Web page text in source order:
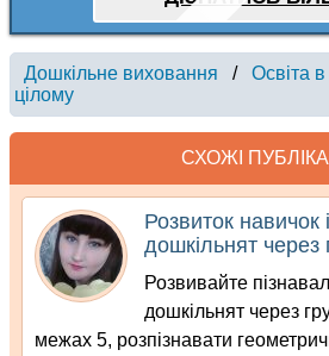
Дошкільне виховання /
Освіта в
цілому
СХОЖІ
Розвиток навичок
дошкільнят через
Розвивайте
дошкільнят через
межах 5, розпізнавати